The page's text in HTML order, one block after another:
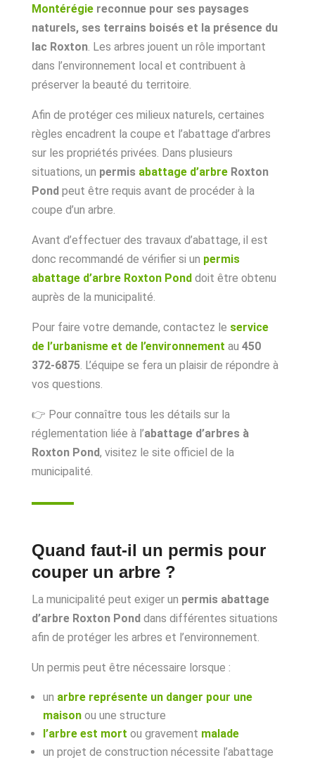
Montérégiereconnue pour ses paysages
naturels, ses terrains boisés et la présence du
lac Roxton. Les arbres jouent un rôle important
dans l’environnement local et contribuent à
préserver la beauté du territoire.
Afin de protéger ces milieux naturels, certaines
règles encadrent la coupe et l’abattage d’arbres
sur les propriétés privées. Dans plusieurs
situations, un permis abattage d’arbreRoxton
Pondpeut être requis avant de procéder à la
coupe d’un arbre.
Avant d’effectuer des travaux d’abattage, il est
donc recommandé de vérifier si un permis
abattage d’arbre Roxton Ponddoit être obtenu
auprès de la municipalité.
Pour faire votre demande, contactez le service
de l’urbanisme et de l’environnement au 450
372-6875. L’équipe se fera un plaisir de répondre à
vos questions.
👉 Pour connaître tous les détails sur la
réglementation liée à l’abattage d’arbres à
Roxton Pond, visitez le site officiel de la
municipalité.
Quand faut-il un permis pour
couper un arbre ?
La municipalité peut exiger un permis abattage
d’arbre Roxton Ponddans différentes situations
afin de protéger les arbres et l’environnement.
Un permis peut être nécessaire lorsque :
un arbre représente un danger pour une
maisonou une structure
l’arbre est mort ou gravement malade
un projet de construction nécessite l’abattage